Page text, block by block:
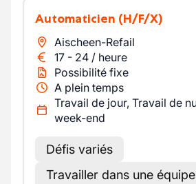
Automaticien (H/F/X)
Aischeen-Refail
17 - 24 / heure
Possibilité fixe
A plein temps
Travail de jour, Travail de
week-end
Défis variés
Travailler dans une équipe